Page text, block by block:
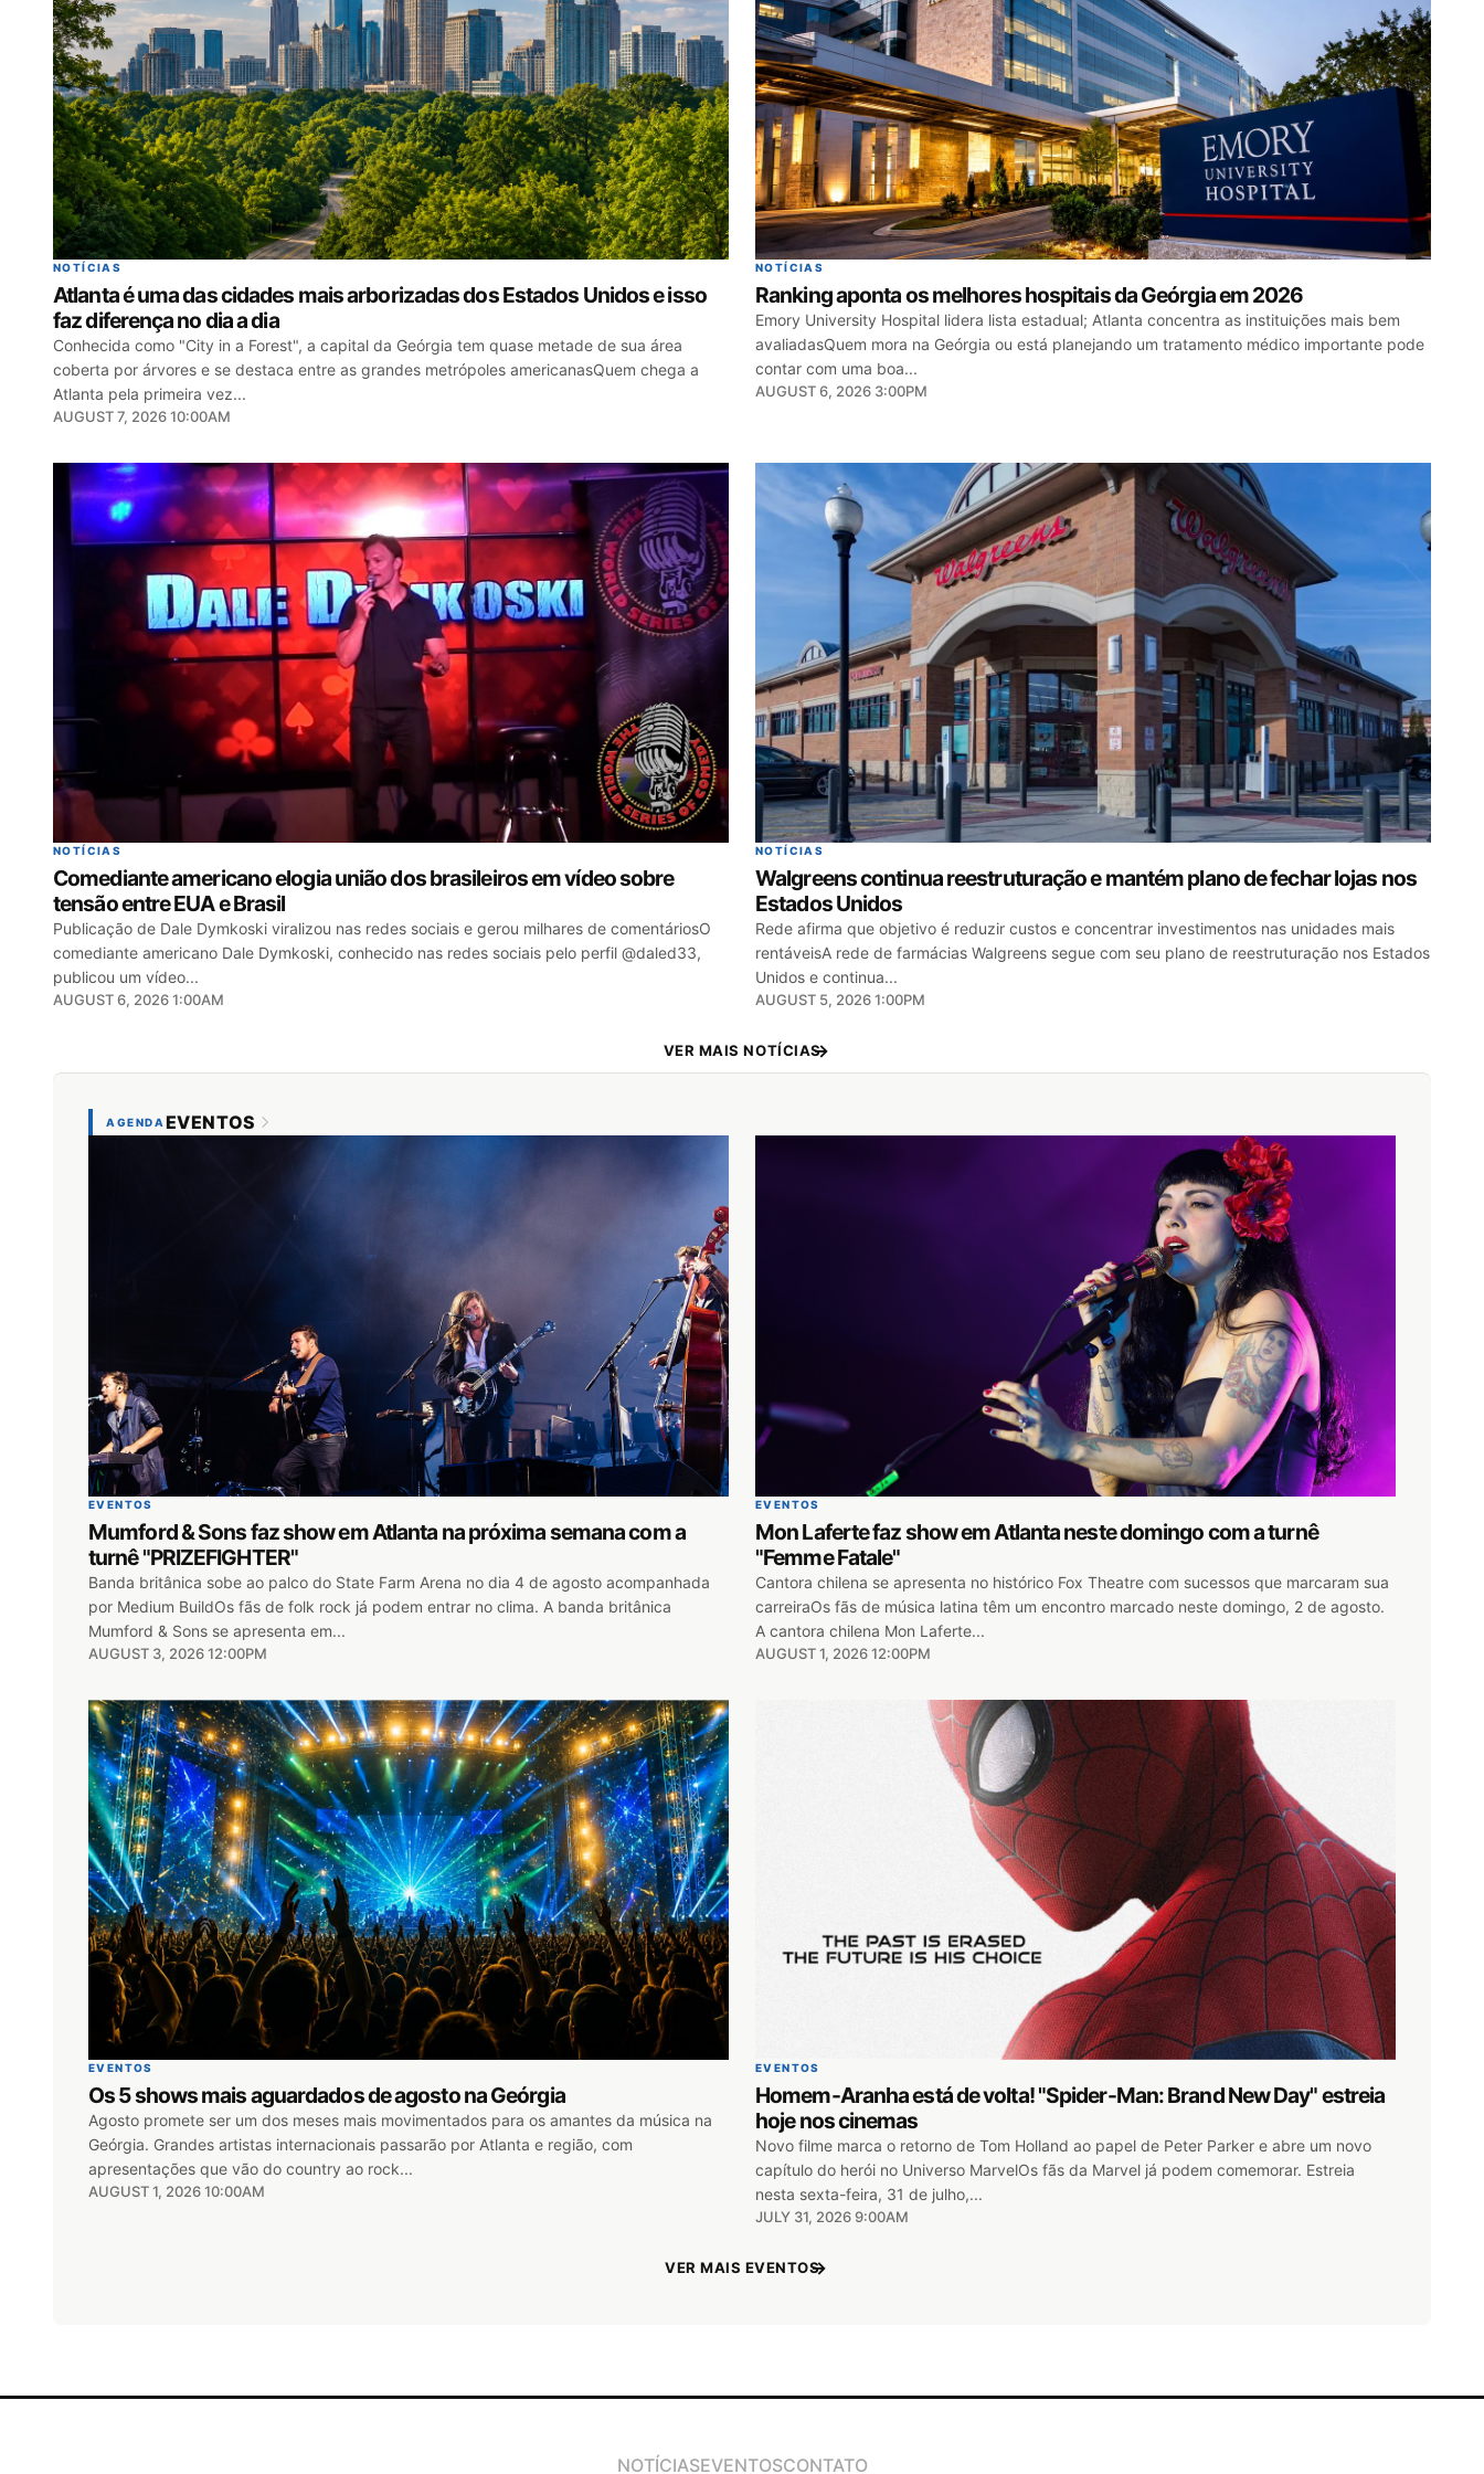
NOTÍCIAS
Atlanta é uma das cidades mais arborizadas dos Estados Unidos e isso
faz diferença no dia a dia
Conhecida como "City in a Forest", a capital da Geórgia tem quase metade de sua área
coberta por árvores e se destaca entre as grandes metrópoles americanasQuem chega a
Atlanta pela primeira vez...
AUGUST 7, 2026 10:00AM
NOTÍCIAS
Ranking aponta os melhores hospitais da Geórgia em 2026
Emory University Hospital lidera lista estadual; Atlanta concentra as instituições mais bem
avaliadasQuem mora na Geórgia ou está planejando um tratamento médico importante pode
contar com uma boa...
AUGUST 6, 2026 3:00PM
NOTÍCIAS
Comediante americano elogia união dos brasileiros em vídeo sobre
tensão entre EUA e Brasil
Publicação de Dale Dymkoski viralizou nas redes sociais e gerou milhares de comentáriosO
comediante americano Dale Dymkoski, conhecido nas redes sociais pelo perfil @daled33,
publicou um vídeo...
AUGUST 6, 2026 1:00AM
NOTÍCIAS
Walgreens continua reestruturação e mantém plano de fechar lojas nos
Estados Unidos
Rede afirma que objetivo é reduzir custos e concentrar investimentos nas unidades mais
rentáveisA rede de farmácias Walgreens segue com seu plano de reestruturação nos Estados
Unidos e continua...
AUGUST 5, 2026 1:00PM
VER MAIS NOTÍCIAS
AGENDA EVENTOS
EVENTOS
Mumford & Sons faz show em Atlanta na próxima semana com a
turnê "PRIZEFIGHTER"
Banda britânica sobe ao palco do State Farm Arena no dia 4 de agosto acompanhada
por Medium BuildOs fãs de folk rock já podem entrar no clima. A banda britânica
Mumford & Sons se apresenta em...
AUGUST 3, 2026 12:00PM
EVENTOS
Mon Laferte faz show em Atlanta neste domingo com a turnê
"Femme Fatale"
Cantora chilena se apresenta no histórico Fox Theatre com sucessos que marcaram sua
carreiraOs fãs de música latina têm um encontro marcado neste domingo, 2 de agosto.
A cantora chilena Mon Laferte...
AUGUST 1, 2026 12:00PM
EVENTOS
Os 5 shows mais aguardados de agosto na Geórgia
Agosto promete ser um dos meses mais movimentados para os amantes da música na
Geórgia. Grandes artistas internacionais passarão por Atlanta e região, com
apresentações que vão do country ao rock...
AUGUST 1, 2026 10:00AM
EVENTOS
Homem-Aranha está de volta! "Spider-Man: Brand New Day" estreia
hoje nos cinemas
Novo filme marca o retorno de Tom Holland ao papel de Peter Parker e abre um novo
capítulo do herói no Universo MarvelOs fãs da Marvel já podem comemorar. Estreia
nesta sexta-feira, 31 de julho,...
JULY 31, 2026 9:00AM
VER MAIS EVENTOS
NOTÍCIASEVENTOSCONTATO